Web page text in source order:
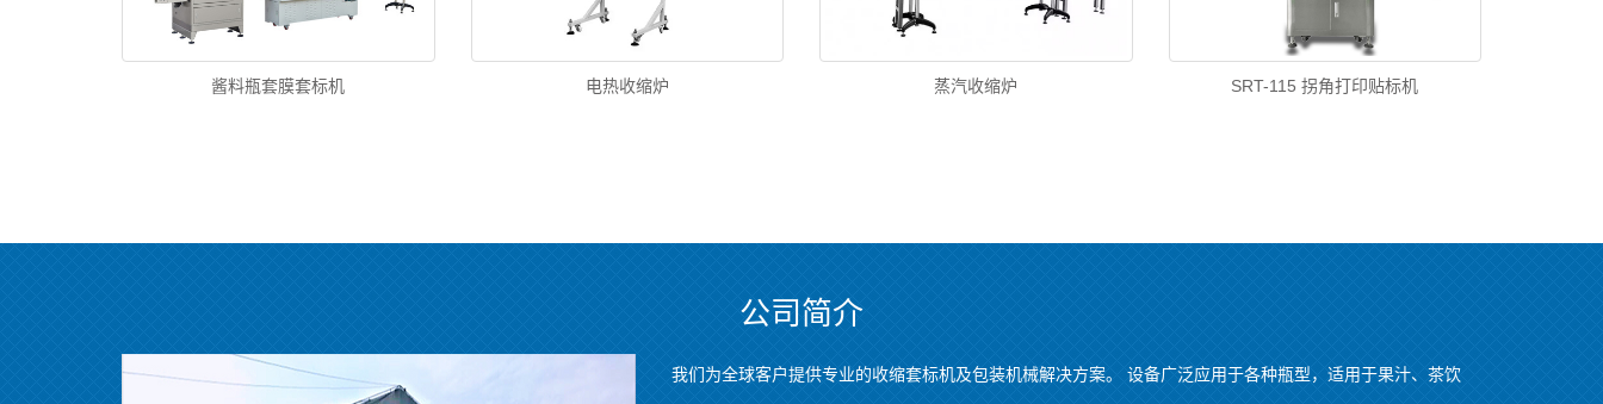
酱料瓶套膜套标机 电热收缩炉 蒸汽收缩炉 SRT-115 拐角打印贴标机
公司简介
我们为全球客户提供专业的收缩套标机及包装机械解决方案。 设备广泛应用于各种瓶型，适用于果汁、茶饮